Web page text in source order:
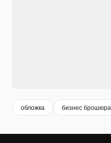
обложка бизнес брошюра